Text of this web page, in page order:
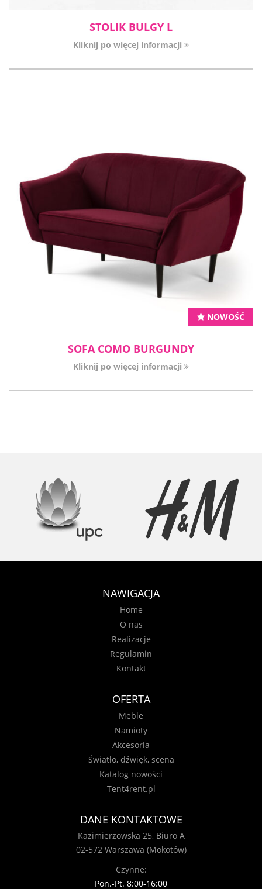
STOLIK BULGY L
Kliknij po więcej informacji
NOWOŚĆ
SOFA COMO BURGUNDY
Kliknij po więcej informacji
NAWIGACJA
Home
O nas
Realizacje
Regulamin
Kontakt
OFERTA
Meble
Namioty
Akcesoria
Światło, dźwięk, scena
Katalog nowości
Tent4rent.pl
DANE KONTAKTOWE
Kazimierzowska 25, Biuro A
02-572 Warszawa (Mokotów)
Czynne:
Pon.-Pt. 8:00-16:00